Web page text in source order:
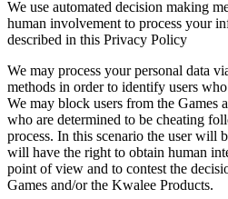
We use automated decision making
human involvement to process your
described in this Privacy Policy
We may process your personal data
methods in order to identify users
We may block users from the Games
who are determined to be cheating
process. In this scenario the user will
will have the right to obtain human
point of view and to contest the
Games and/or the Kwalee Products.